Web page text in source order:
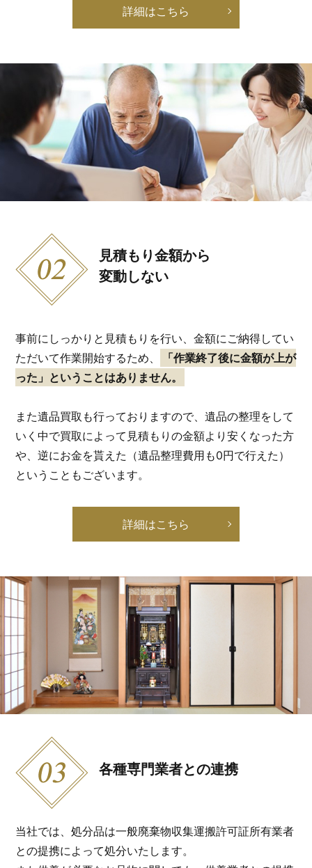
詳細はこちら
見積もり金額から
変動しない
事前にしっかりと見積もりを行い、金額にご納得してい
ただいて作業開始するため、
「作業終了後に金額が上が
った」ということはありません。
また遺品買取も行っておりますので、遺品の整理をして
いく中で買取によって見積もりの金額より安くなった方
や、逆にお金を貰えた（遺品整理費用も0円で行えた）
ということもございます。
詳細はこちら
各種専門業者との連携
当社では、処分品は一般廃棄物収集運搬許可証所有業者
との提携によって処分いたします。